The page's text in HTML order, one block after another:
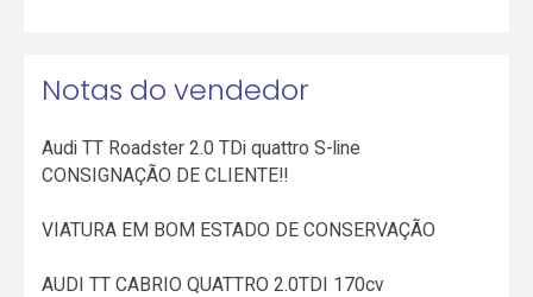
Notas do vendedor
Audi TT Roadster 2.0 TDi quattro S-line
CONSIGNAÇÃO DE CLIENTE!!
VIATURA EM BOM ESTADO DE CONSERVAÇÃO
AUDI TT CABRIO QUATTRO 2.0TDI 170cv